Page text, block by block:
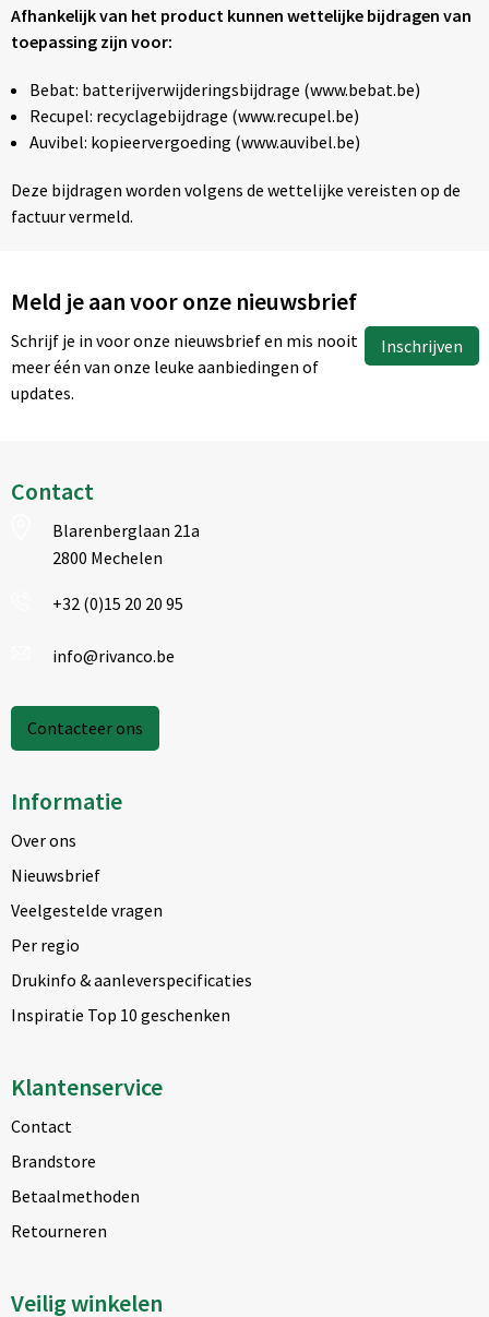
Afhankelijk van het product kunnen wettelijke bijdragen van
toepassing zijn voor:
Bebat: batterijverwijderingsbijdrage (www.bebat.be)
Recupel: recyclagebijdrage (www.recupel.be)
Auvibel: kopieervergoeding (www.auvibel.be)
Deze bijdragen worden volgens de wettelijke vereisten op de
factuur vermeld.
Meld je aan voor onze nieuwsbrief
Schrijf je in voor onze nieuwsbrief en mis nooit
meer één van onze leuke aanbiedingen of
updates.
Inschrijven
Contact
Blarenberglaan 21a
2800 Mechelen
+32 (0)15 20 20 95
info@rivanco.be
Contacteer ons
Informatie
Over ons
Nieuwsbrief
Veelgestelde vragen
Per regio
Drukinfo & aanleverspecificaties
Inspiratie Top 10 geschenken
Klantenservice
Contact
Brandstore
Betaalmethoden
Retourneren
Veilig winkelen